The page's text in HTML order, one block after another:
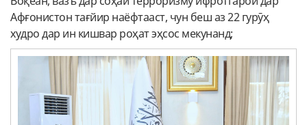
Афғонистон тағйир наёфтааст, чун беш аз 22 гурӯҳ
худро дар ин кишвар роҳат эҳсос мекунанд;